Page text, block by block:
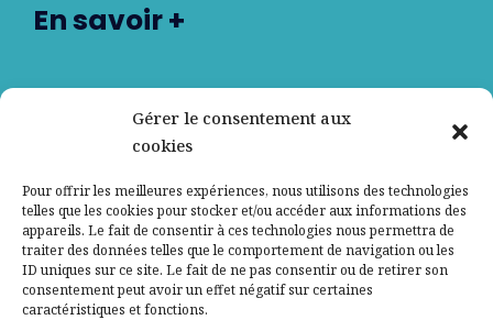
Gérer le consentement aux
cookies
Pour offrir les meilleures expériences, nous utilisons des technologies
telles que les cookies pour stocker et/ou accéder aux informations des
appareils. Le fait de consentir à ces technologies nous permettra de
traiter des données telles que le comportement de navigation ou les
ID uniques sur ce site. Le fait de ne pas consentir ou de retirer son
consentement peut avoir un effet négatif sur certaines
caractéristiques et fonctions.
En savoir +
Nos partenaires
Contactez-nous
Mentions légales